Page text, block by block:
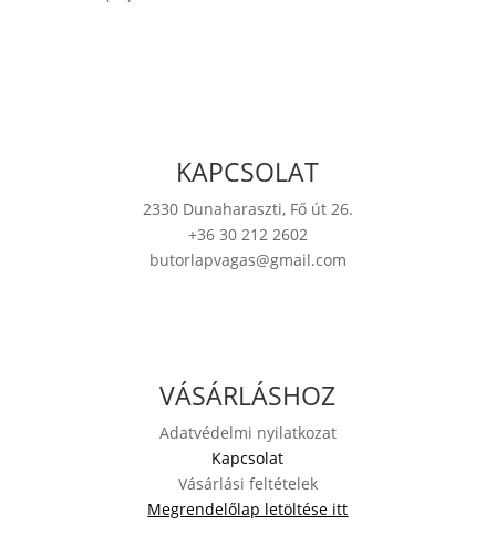
KAPCSOLAT
2330 Dunaharaszti, Fő út 26.
+36 30 212 2602
butorlapvagas@gmail.com
VÁSÁRLÁSHOZ
Adatvédelmi nyilatkozat
Kapcsolat
Vásárlási feltételek
Megrendelőlap letöltése itt